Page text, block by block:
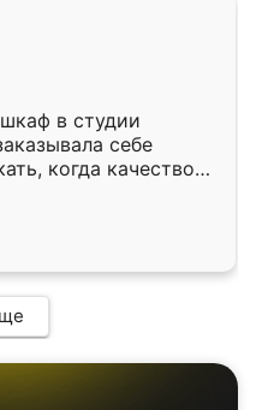
в студии
себе
когда качеством
кухня уже почти